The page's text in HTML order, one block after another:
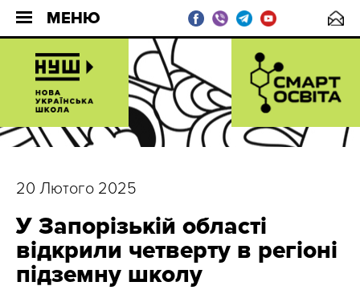
МЕНЮ
20 Лютого 2025
У Запорізькій області
відкрили четверту в регіоні
підземну школу